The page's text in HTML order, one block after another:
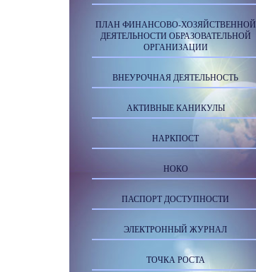
ПЛАН ФИНАНСОВО-ХОЗЯЙСТВЕННОЙ
ДЕЯТЕЛЬНОСТИ ОБРАЗОВАТЕЛЬНОЙ
ОРГАНИЗАЦИИ
ВНЕУРОЧНАЯ ДЕЯТЕЛЬНОСТЬ
АКТИВНЫЕ КАНИКУЛЫ
НАРКПОСТ
НОКО
ПАСПОРТ ДОСТУПНОСТИ
ЭЛЕКТРОННЫЙ ЖУРНАЛ
ТОЧКА РОСТА